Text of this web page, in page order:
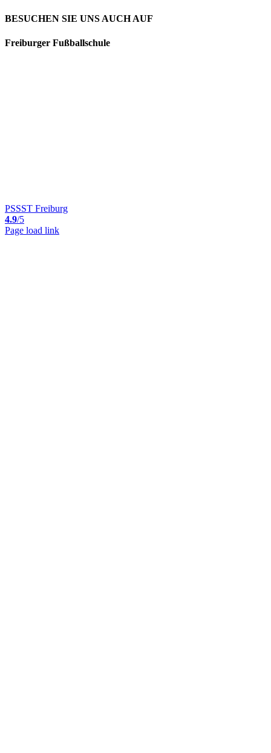
BESUCHEN SIE UNS AUCH AUF
Freiburger Fußballschule
PSSST Freiburg
4.9/5
Page load link